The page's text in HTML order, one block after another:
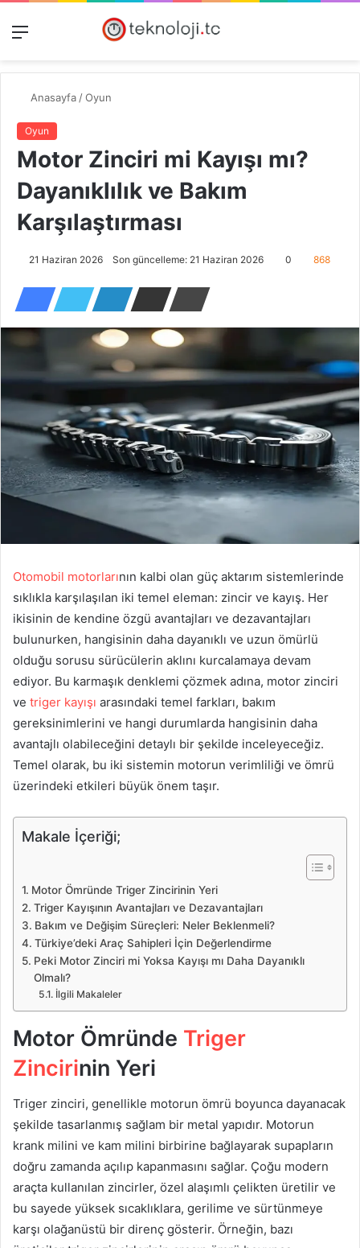
Kayıt
Anasayfa /Oyun
Oyun
Motor Zinciri mi Kayışı mı?
Dayanıklılık ve Bakım
Karşılaştırması
21 Haziran 2026 Son güncelleme: 21 Haziran 2026 0 868
Otomobil motorlarının kalbi olan güç aktarım sistemlerinde
sıklıkla karşılaşılan iki temel eleman: zincir ve kayış. Her
ikisinin de kendine özgü avantajları ve dezavantajları
bulunurken, hangisinin daha dayanıklı ve uzun ömürlü
olduğu sorusu sürücülerin aklını kurcalamaya devam
ediyor. Bu karmaşık denklemi çözmek adına, motor zinciri
ve triger kayışı arasındaki temel farkları, bakım
gereksinimlerini ve hangi durumlarda hangisinin daha
avantajlı olabileceğini detaylı bir şekilde inceleyeceğiz.
Temel olarak, bu iki sistemin motorun verimliliği ve ömrü
üzerindeki etkileri büyük önem taşır.
Makale İçeriği;
Motor Ömründe Triger Zincirinin Yeri
Triger Kayışının Avantajları ve Dezavantajları
Bakım ve Değişim Süreçleri: Neler Beklenmeli?
Türkiye’deki Araç Sahipleri İçin Değerlendirme
Peki Motor Zinciri mi Yoksa Kayışı mı Daha Dayanıklı
Olmalı?
İlgili Makaleler
Motor Ömründe Triger
Zincirinin Yeri
Triger zinciri, genellikle motorun ömrü boyunca dayanacak
şekilde tasarlanmış sağlam bir metal yapıdır. Motorun
krank milini ve kam milini birbirine bağlayarak supapların
doğru zamanda açılıp kapanmasını sağlar. Çoğu modern
araçta kullanılan zincirler, özel alaşımlı çelikten üretilir ve
bu sayede yüksek sıcaklıklara, gerilime ve sürtünmeye
karşı olağanüstü bir direnç gösterir. Örneğin, bazı